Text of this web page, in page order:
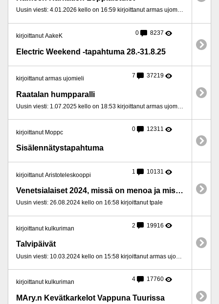
Uusin viesti: 4.01.2026 kello on 16:59 kirjoittanut armas ujomieli
kirjoittanut AakeK 0 8237
Electric Weekend -tapahtuma 28.-31.8.25
kirjoittanut armas ujomieli 7 37219
Raatalan humpparalli
Uusin viesti: 1.07.2025 kello on 18:53 kirjoittanut armas ujomieli
kirjoittanut Moppc 0 12311
Sisä­lennätys­tapahtuma
kirjoittanut Aristoteleskooppi 1 10131
Venetsialaiset 2024, missä on menoa ja missä rauhallisempaa?
Uusin viesti: 26.08.2024 kello on 16:58 kirjoittanut tpale
kirjoittanut kulkuriman 2 19916
Talvipäivät
kirjoittanut kulkuriman 4 17760
MAry.n Kevätkarkelot Vappuna Tuurissa